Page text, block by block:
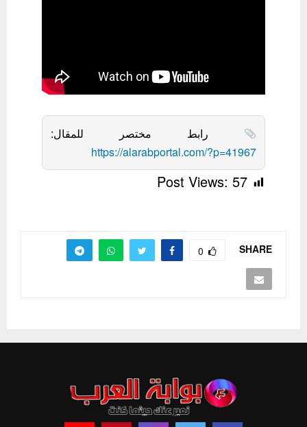
رابط مختصر للمقال:
https://alarabportal.com/?p=41967
Post Views: 57
SHARE
0